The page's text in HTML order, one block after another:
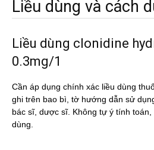
Liều dùng và cách
Liều dùng clonidine
0.3mg/1
Cần áp dụng chính xác liều dùng
ghi trên bao bì, tờ hướng dẫn sử
bác sĩ, dược sĩ. Không tự ý tính
dùng.